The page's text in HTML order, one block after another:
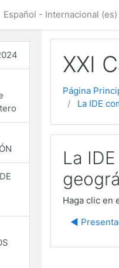
Español - Internacional ‎(es)‎
XXI
Página
La IDE
La
Haga clic en
◀︎